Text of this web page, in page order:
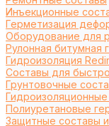
Инъекционные
Герметизация
Оборудование для
Рулонная битумная
Гидроизоляция
Составы для
Грунтовочные
Полиуретановые
Защитные составы